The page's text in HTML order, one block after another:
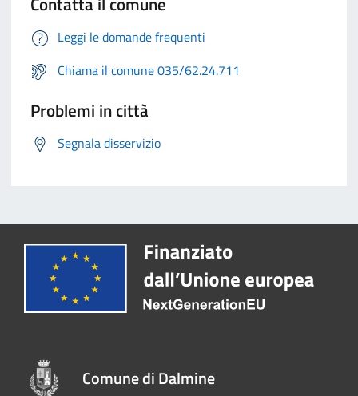
Leggi le domande frequenti
Chiama il comune 035/62.24.711
Problemi in città
Segnala disservizio
Comune di Dalmine